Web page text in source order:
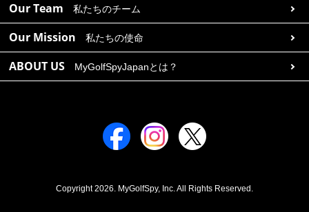
Our Team 私たちのチーム
Our Mission 私たちの使命
ABOUT US MyGolfSpyJapanとは？
Copyright 2026. MyGolfSpy, Inc. All Rights Reserved.